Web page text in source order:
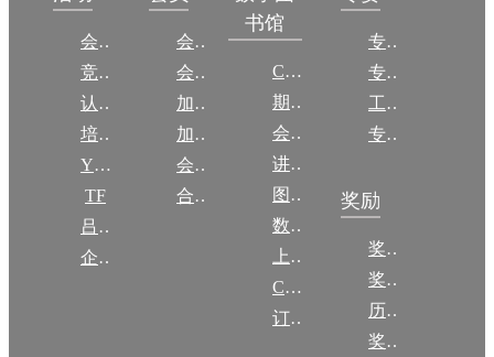
会议
竞赛
认证
培训
YOCSEF
TF
吕梁振兴
企智会
会员简介
会员权益
加入CCF
加入CCF
会员交费
合作伙伴
书馆
CCCF
期刊
会议
讲稿
图集
数图编审委员会
上传/发布作品
CCF DL Focus
订阅《计算》
专委简介
专委条例
工作问答
专委名单
奖励
奖励动态
奖励目录
历年获奖名单
奖项推荐